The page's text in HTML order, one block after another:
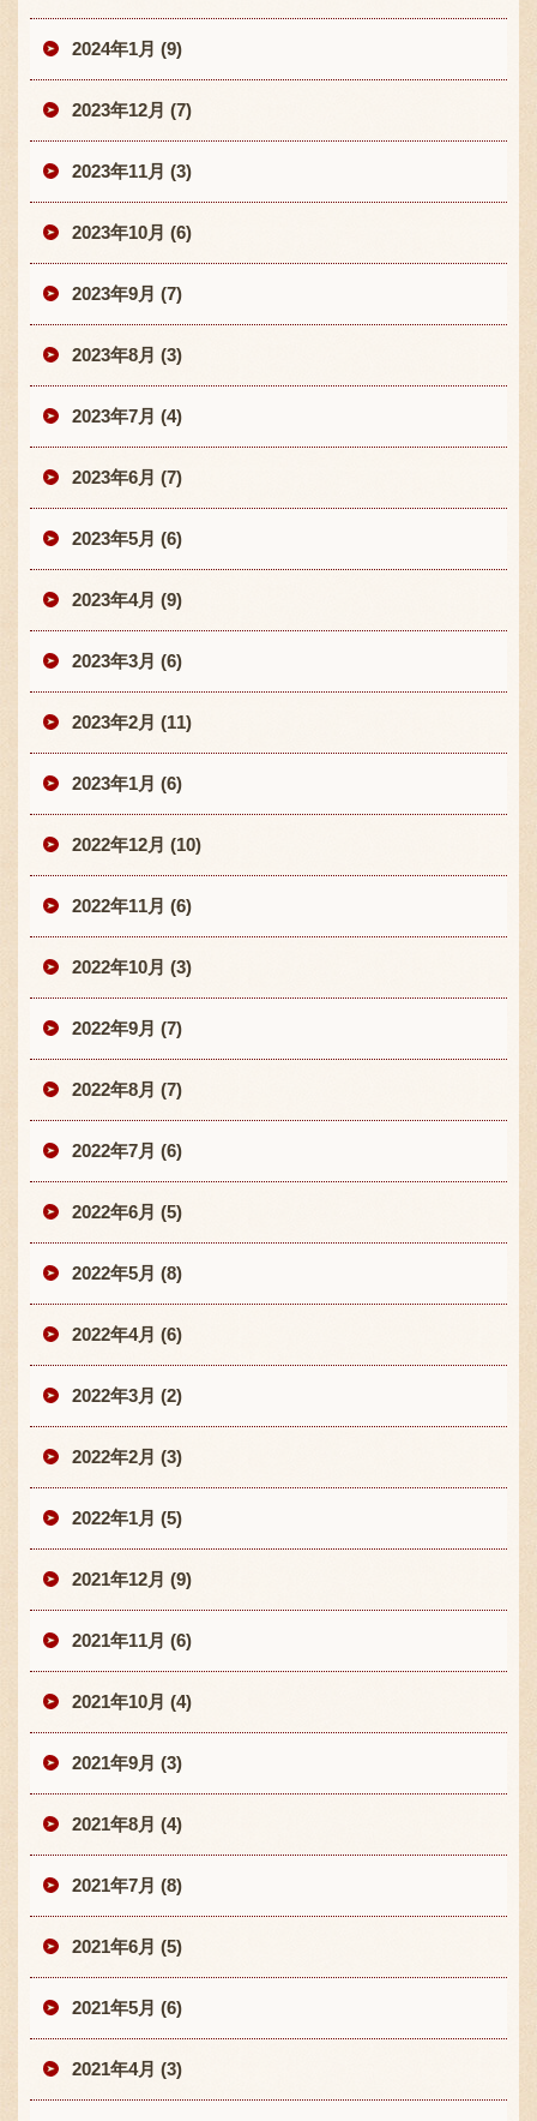
2024年1月 (9)
2023年12月 (7)
2023年11月 (3)
2023年10月 (6)
2023年9月 (7)
2023年8月 (3)
2023年7月 (4)
2023年6月 (7)
2023年5月 (6)
2023年4月 (9)
2023年3月 (6)
2023年2月 (11)
2023年1月 (6)
2022年12月 (10)
2022年11月 (6)
2022年10月 (3)
2022年9月 (7)
2022年8月 (7)
2022年7月 (6)
2022年6月 (5)
2022年5月 (8)
2022年4月 (6)
2022年3月 (2)
2022年2月 (3)
2022年1月 (5)
2021年12月 (9)
2021年11月 (6)
2021年10月 (4)
2021年9月 (3)
2021年8月 (4)
2021年7月 (8)
2021年6月 (5)
2021年5月 (6)
2021年4月 (3)